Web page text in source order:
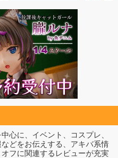
心に、イベント、コスプレ、
どをお伝えする、アキバ系情
フに関連するレビューが充実